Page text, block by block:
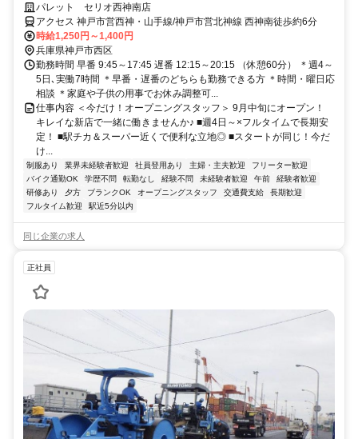
きる◎週4～5日で収入安定！声かけなしの店舗スタッフ◎社保完備
パレット セリオ西神南店
アクセス 神戸市営西神・山手線/神戸市営北神線 西神南徒歩約6分
時給1,250円～1,400円
兵庫県神戸市西区
勤務時間 早番 9:45～17:45 遅番 12:15～20:15 （休憩60分） ＊週4～
5日､実働7時間 ＊早番・遅番のどちらも勤務できる方 ＊時間・曜日応
相談 ＊家庭や子供の用事でお休み調整可...
仕事内容 ＜今だけ！オープニングスタッフ＞ 9月中旬にオープン！
キレイな新店で一緒に働きませんか♪ ■週4日～×フルタイムで長期安
定！ ■駅チカ＆スーパー近くで便利な立地◎ ■スタートが同じ！今だ
け...
制服あり 業界未経験者歓迎 社員登用あり 主婦・主夫歓迎
フリーター歓迎
バイク通勤OK
学歴不問 転勤なし 経験不問 未経験者歓迎 午前
経験者歓迎
研修あり
夕方 ブランクOK オープニングスタッフ 交通費支給
長期歓迎
フルタイム歓迎
駅近5分以内
同じ企業の求人
正社員